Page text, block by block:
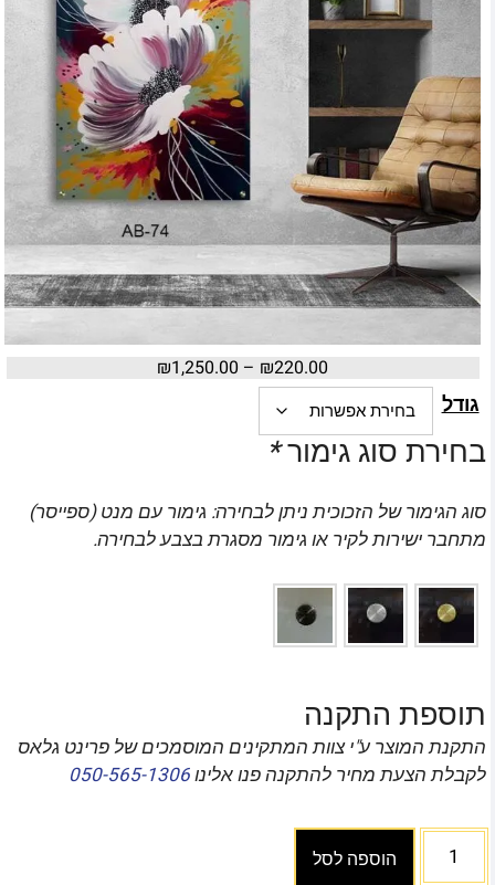
₪220.00
–
₪1,250.00
גודל
בחירת סוג גימור*
סוג הגימור של הזכוכית ניתן לבחירה: גימור עם מנט (ספייסר)
מתחבר ישירות לקיר או גימור מסגרת בצבע לבחירה.
תוספת התקנה
התקנת המוצר ע"י צוות המתקינים המוסמכים של פרינט גלאס
לקבלת הצעת מחיר להתקנה פנו אלינו050-565-1306
הוספה לסל